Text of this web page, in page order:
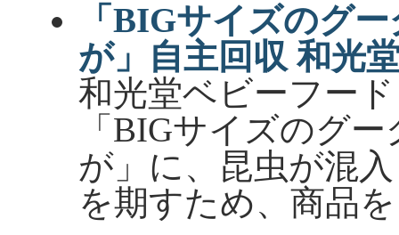
「BIGサイズのグ
が」自主回収 和光
和光堂ベビーフー
「BIGサイズのグ
が」に、昆虫が混
を期すため、商品